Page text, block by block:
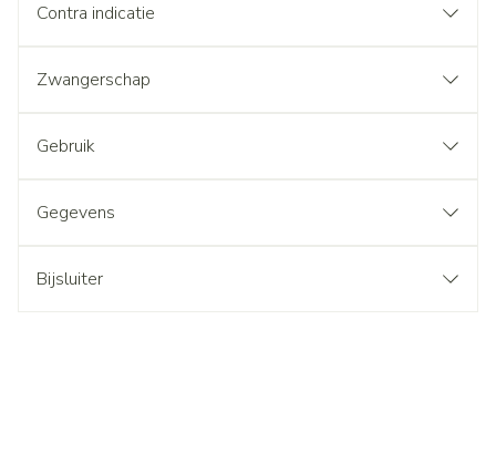
Contra indicatie
Zwangerschap
Gebruik
Gegevens
Bijsluiter